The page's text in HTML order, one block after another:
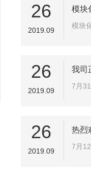
26
2019.09
模块
模块
26
2019.09
我司
7月
26
2019.09
热烈
7月